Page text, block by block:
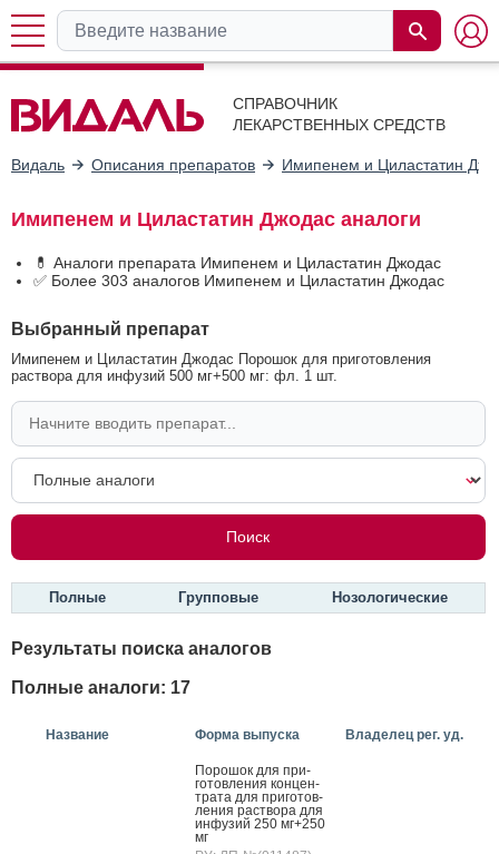
СПРАВОЧНИК
ЛЕКАРСТВЕННЫХ СРЕДСТВ
Видаль Описания препаратов Имипенем и Циластатин
Имипенем и Циластатин Джодас аналоги
💊 Аналоги препарата Имипенем и Циластатин Джодас
✅ Более 303 аналогов Имипенем и Циластатин Джодас
Выбранный препарат
Имипенем и Циластатин Джодас Порошок для приготовления
раствора для инфузий 500 мг+500 мг: фл. 1 шт.
Полные Групповые Нозологические
Результаты поиска аналогов
Полные аналоги: 17
Название Форма выпуска Владелец рег. уд.
По­рошок для при­
готов­ле­ния кон­цен­
тра­та для при­готов­
ле­ния рас­тво­ра для
ин­фу­зий 250 мг+250
мг